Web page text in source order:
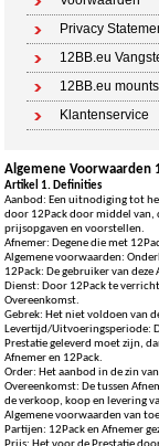
Privacy
12BB.eu
12BB.eu
Klantenservice
Algemene Voorwaarden
Artikel 1. Definities
Aanbod: Een uitnodiging tot
door 12Pack door middel van,
prijsopgaven en voorstellen.
Afnemer: Degene die met
Algemene voorwaarden:
12Pack: De gebruiker van
Dienst: Door 12Pack te
Overeenkomst.
Gebrek: Het niet voldoen van
Levertijd/Uitvoeringsperiode:
Prestatie geleverd moet zijn,
Afnemer en 12Pack.
Order: Het aanbod in de zin
Overeenkomst: De tussen
de verkoop, koop en levering
Algemene voorwaarden van
Partijen: 12Pack en Afnemer